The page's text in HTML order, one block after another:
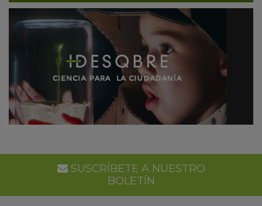
SUSCRÍBETE A NUESTRO
BOLETÍN